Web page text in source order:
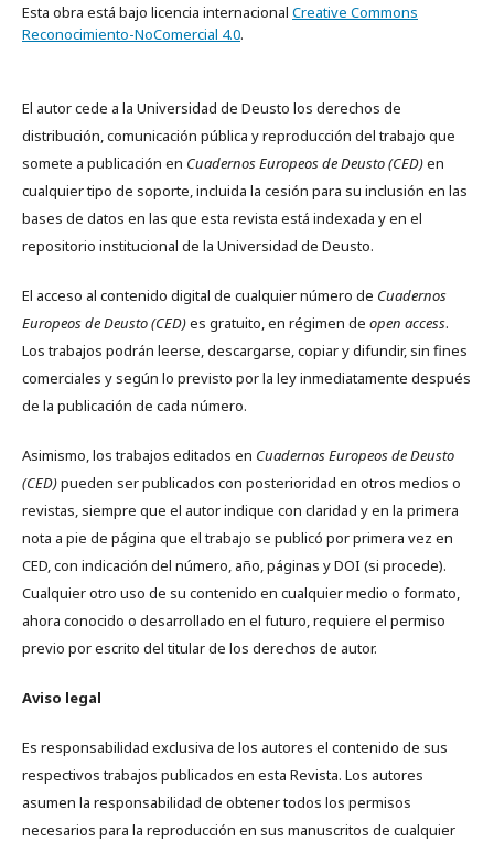
Esta obra está bajo licencia internacional Creative Commons
Reconocimiento-NoComercial 4.0.
El autor cede a la Universidad de Deusto los derechos de
distribución, comunicación pública y reproducción del trabajo que
somete a publicación en Cuadernos Europeos de Deusto (CED)en
cualquier tipo de soporte, incluida la cesión para su inclusión en las
bases de datos en las que esta revista está indexada y en el
repositorio institucional de la Universidad de Deusto.
El acceso al contenido digital de cualquier número de Cuadernos
Europeos de Deusto (CED)es gratuito, en régimen de open access.
Los trabajos podrán leerse, descargarse, copiar y difundir, sin fines
comerciales y según lo previsto por la ley inmediatamente después
de la publicación de cada número.
Asimismo, los trabajos editados en Cuadernos Europeos de Deusto
(CED)pueden ser publicados con posterioridad en otros medios o
revistas, siempre que el autor indique con claridad y en la primera
nota a pie de página que el trabajo se publicó por primera vez en
CED, con indicación del número, año, páginas y DOI (si procede).
Cualquier otro uso de su contenido en cualquier medio o formato,
ahora conocido o desarrollado en el futuro, requiere el permiso
previo por escrito del titular de los derechos de autor.
Aviso legal
Es responsabilidad exclusiva de los autores el contenido de sus
respectivos trabajos publicados en esta Revista. Los autores
asumen la responsabilidad de obtener todos los permisos
necesarios para la reproducción en sus manuscritos de cualquier